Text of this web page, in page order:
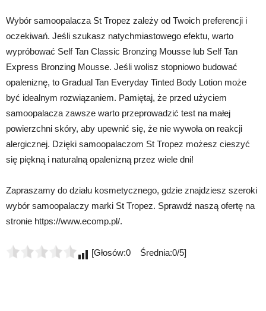
Wybór samoopalacza St Tropez zależy od Twoich preferencji i
oczekiwań. Jeśli szukasz natychmiastowego efektu, warto
wypróbować Self Tan Classic Bronzing Mousse lub Self Tan
Express Bronzing Mousse. Jeśli wolisz stopniowo budować
opaleniznę, to Gradual Tan Everyday Tinted Body Lotion może
być idealnym rozwiązaniem. Pamiętaj, że przed użyciem
samoopalacza zawsze warto przeprowadzić test na małej
powierzchni skóry, aby upewnić się, że nie wywoła on reakcji
alergicznej. Dzięki samoopalaczom St Tropez możesz cieszyć
się piękną i naturalną opalenizną przez wiele dni!
Zapraszamy do działu kosmetycznego, gdzie znajdziesz szeroki
wybór samoopalaczy marki St Tropez. Sprawdź naszą ofertę na
stronie https://www.ecomp.pl/.
[Głosów:0 Średnia:0/5]